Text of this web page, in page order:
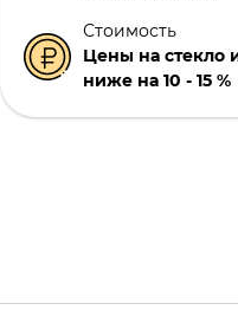
Стоимость
Цены на стекло
ниже на 10 - 15 %